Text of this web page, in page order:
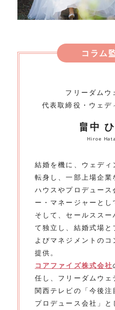
コラム
フリーダムウ
代表取締役・ウェデ
畠中
Hiroe
結婚を機に、ウェディ
転身し、一部上場企業
ハウスやプロデュース
ー・マネージャーとし
そして、セールススー
て独立し、結婚式場と
よびマネジメントのコ
提供。
コアファイズ株式会社
任し、フリーダムウェ
関西テレビの「今後
プロデュース会社」と